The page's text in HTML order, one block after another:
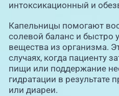
интоксикационный и
Капельницы помогают
солевой баланс и быстро
вещества из организма.
случаях, когда пациенту
пищи или поддержание
гидратации в результате
или диареи.